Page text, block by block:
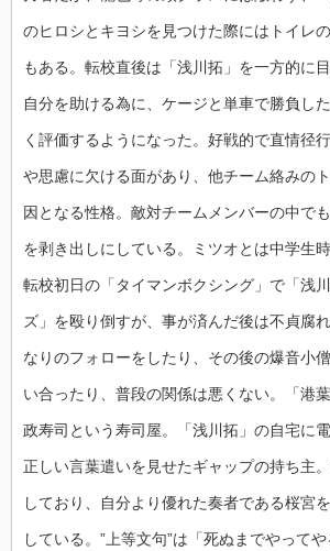
のヒロシとキヨシを見つけた際にはトイレ
もある。転校直後は「浅川拓」を一方的に
自分を助ける為に、ケージと単車で勝負し
く評価するようになった。好戦的で直情径
や思慮に欠ける面があり、他チーム絡みの
因となる性格。敵対チームメンバーの中で
を剥き出しにしている。ミツオとは中学生
転校初日の「タイマンボクシング」で「浅
ズ」を殴り倒すが、事が済んだ後は不貞腐
なりのフォローをしたり、その後の爆音小
い合ったり、普段の関係は悪くない。「港
政寿司という寿司屋。「浅川拓」の自宅に
正しい言葉遣いを見せたギャップの持ち主
しており、自分より優れた奏者である桜宮
している。”上等文句”は「死ぬまでやってや